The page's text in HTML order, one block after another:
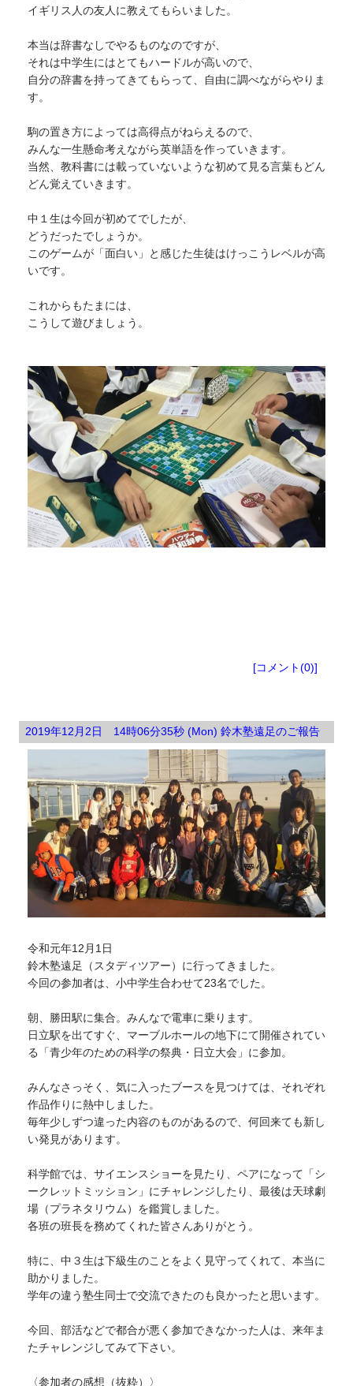
イギリス人の友人に教えてもらいました。
本当は辞書なしでやるものなのですが、
それは中学生にはとてもハードルが高いので、
自分の辞書を持ってきてもらって、自由に調べながらやりま
す。
駒の置き方によっては高得点がねらえるので、
みんな一生懸命考えながら英単語を作っていきます。
当然、教科書には載っていないような初めて見る言葉もどん
どん覚えていきます。
中１生は今回が初めてでしたが、
どうだったでしょうか。
このゲームが「面白い」と感じた生徒はけっこうレベルが高
いです。
これからもたまには、
こうして遊びましょう。
[コメント(0)]
2019年12月2日 14時06分35秒 (Mon) 鈴木塾遠足のご報告
令和元年12月1日
鈴木塾遠足（スタディツアー）に行ってきました。
今回の参加者は、小中学生合わせて23名でした。
朝、勝田駅に集合。みんなで電車に乗ります。
日立駅を出てすぐ、マーブルホールの地下にて開催されてい
る「青少年のための科学の祭典・日立大会」に参加。
みんなさっそく、気に入ったブースを見つけては、それぞれ
作品作りに熱中しました。
毎年少しずつ違った内容のものがあるので、何回来ても新し
い発見があります。
科学館では、サイエンスショーを見たり、ペアになって「シ
ークレットミッション」にチャレンジしたり、最後は天球劇
場（プラネタリウム）を鑑賞しました。
各班の班長を務めてくれた皆さんありがとう。
特に、中３生は下級生のことをよく見守ってくれて、本当に
助かりました。
学年の違う塾生同士で交流できたのも良かったと思います。
今回、部活などで都合が悪く参加できなかった人は、来年ま
たチャレンジしてみて下さい。
〈参加者の感想（抜粋）〉